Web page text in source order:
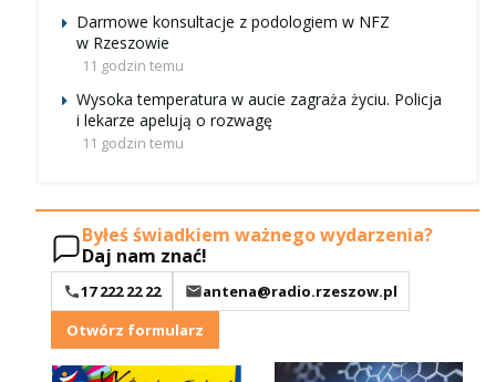
Darmowe konsultacje z podologiem w NFZ
w Rzeszowie
11 godzin temu
Wysoka temperatura w aucie zagraża życiu. Policja
i lekarze apelują o rozwagę
11 godzin temu
Byłeś świadkiem ważnego wydarzenia?
Daj nam znać!
17 222 22 22
antena@radio.rzeszow.pl
Otwórz formularz